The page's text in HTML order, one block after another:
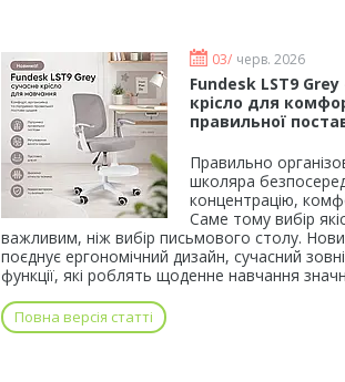
03/ черв. 2026
Fundesk LST9
крісло для
правильної
Правильно
школяра
концентрацію,
Саме тому вибір
важливим, ніж вибір письмового столу.
поєднує ергономічний дизайн, сучасний
функції, які роблять щоденне навчання
Повна версія статті